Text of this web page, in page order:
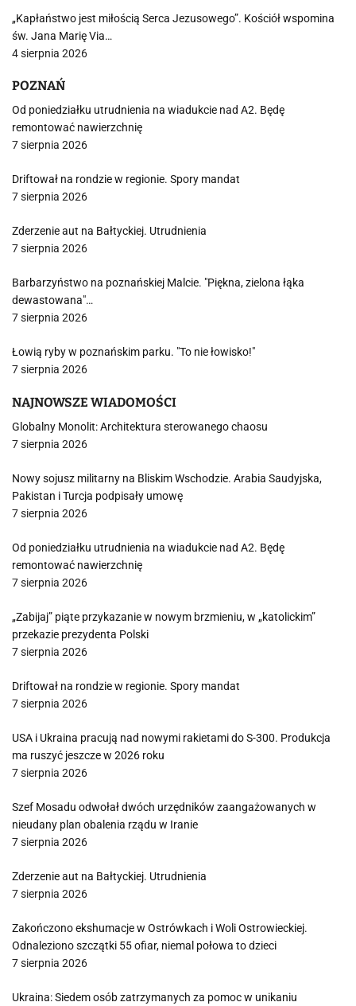
„Kapłaństwo jest miłością Serca Jezusowego”. Kościół wspomina
św. Jana Marię Via…
4 sierpnia 2026
POZNAŃ
Od poniedziałku utrudnienia na wiadukcie nad A2. Będę
remontować nawierzchnię
7 sierpnia 2026
Driftował na rondzie w regionie. Spory mandat
7 sierpnia 2026
Zderzenie aut na Bałtyckiej. Utrudnienia
7 sierpnia 2026
Barbarzyństwo na poznańskiej Malcie. "Piękna, zielona łąka
dewastowana"…
7 sierpnia 2026
Łowią ryby w poznańskim parku. "To nie łowisko!"
7 sierpnia 2026
NAJNOWSZE WIADOMOŚCI
Globalny Monolit: Architektura sterowanego chaosu
7 sierpnia 2026
Nowy sojusz militarny na Bliskim Wschodzie. Arabia Saudyjska,
Pakistan i Turcja podpisały umowę
7 sierpnia 2026
Od poniedziałku utrudnienia na wiadukcie nad A2. Będę
remontować nawierzchnię
7 sierpnia 2026
„Zabijaj” piąte przykazanie w nowym brzmieniu, w „katolickim”
przekazie prezydenta Polski
7 sierpnia 2026
Driftował na rondzie w regionie. Spory mandat
7 sierpnia 2026
USA i Ukraina pracują nad nowymi rakietami do S-300. Produkcja
ma ruszyć jeszcze w 2026 roku
7 sierpnia 2026
Szef Mosadu odwołał dwóch urzędników zaangażowanych w
nieudany plan obalenia rządu w Iranie
7 sierpnia 2026
Zderzenie aut na Bałtyckiej. Utrudnienia
7 sierpnia 2026
Zakończono ekshumacje w Ostrówkach i Woli Ostrowieckiej.
Odnaleziono szczątki 55 ofiar, niemal połowa to dzieci
7 sierpnia 2026
Ukraina: Siedem osób zatrzymanych za pomoc w unikaniu